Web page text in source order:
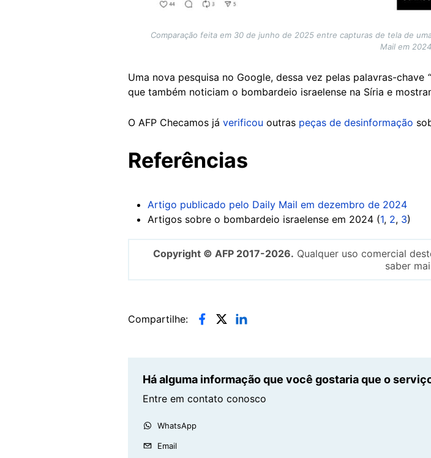
Comparação feita em 30 de junho de 2025 entre capturas de tela de
Mail em
Uma nova pesquisa no Google, dessa vez pelas palavras-chave
que também noticiam o bombardeio israelense na Síria e
O AFP Checamos já verificou outras peças de desinformação
Referências
Artigo publicado pelo Daily Mail em dezembro de 2024
Artigos sobre o bombardeio israelense em 2024 (1, 2, 3)
Copyright © AFP 2017-2026. Qualquer uso comercial
saber
Compartilhe:
Há alguma informação que você gostaria que o
Entre em contato conosco
WhatsApp
Email